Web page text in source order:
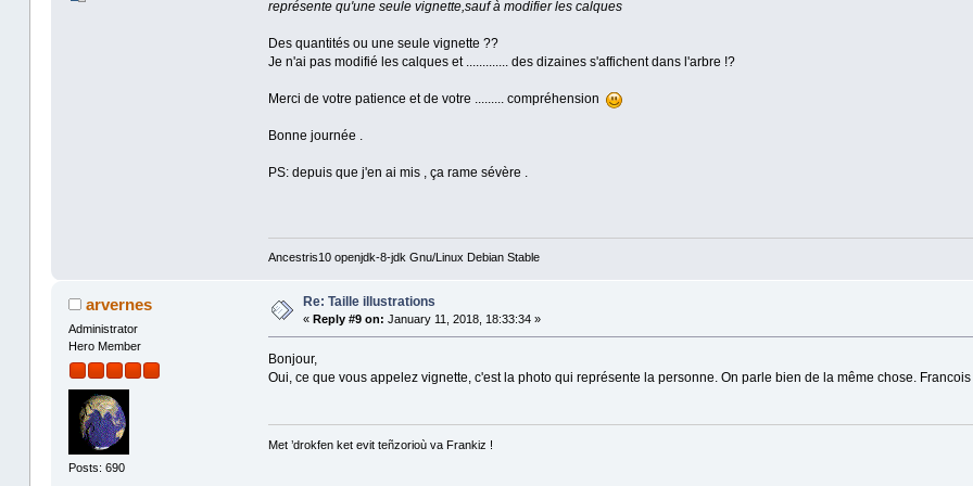
représente qu'une seule vignette,sauf à modifier les calques
Des quantités ou une seule vignette ??
Je n'ai pas modifié les calques et ............. des dizaines s'affichent dans l'arbre !?
Merci de votre patience et de votre ......... compréhension
Bonne journée .
PS: depuis que j'en ai mis , ça rame sévère .
Ancestris10 openjdk-8-jdk Gnu/Linux Debian Stable
arvernes
Administrator
Hero Member
Posts: 690
Re: Taille illustrations
« Reply #9 on: January 11, 2018, 18:33:34 »
Bonjour,
Oui, ce que vous appelez vignette, c'est la photo qui représente la personne. On parle bien de la même chose. Francois
Met ’drokfen ket evit teñzorioù va Frankiz !